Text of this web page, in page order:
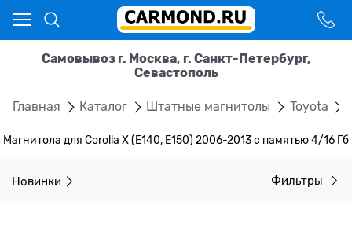
Самовывоз г. Москва, г. Санкт-Петербург,
Севастополь
Главная Каталог Штатные магнитолы Toyota
Магнитола для Corolla X (E140, E150) 2006-2013 с памятью 4/16 Гб
Новинки Фильтры